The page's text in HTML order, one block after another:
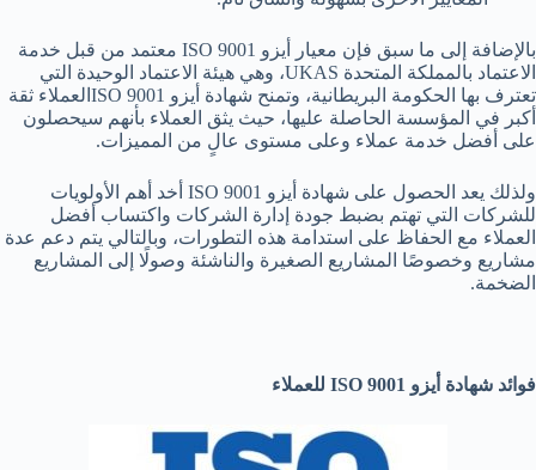
بالإضافة إلى ما سبق فإن معيار أيزو ISO 9001 معتمد من قبل خدمة
الاعتماد بالمملكة المتحدة UKAS، وهي هيئة الاعتماد الوحيدة التي
تعترف بها الحكومة البريطانية، وتمنح شهادة أيزو ISO 9001العملاء ثقة
أكبر في المؤسسة الحاصلة عليها، حيث يثق العملاء بأنهم سيحصلون
على أفضل خدمة عملاء وعلى مستوى عالٍ من المميزات.
ولذلك يعد الحصول على شهادة أيزو ISO 9001 أخد أهم الأولويات
للشركات التي تهتم بضبط جودة إدارة الشركات واكتساب أفضل
العملاء مع الحفاظ على استدامة هذه التطورات، وبالتالي يتم دعم عدة
مشاريع وخصوصًا المشاريع الصغيرة والناشئة وصولًا إلى المشاريع
الضخمة.
فوائد شهادة أيزو للعملاء